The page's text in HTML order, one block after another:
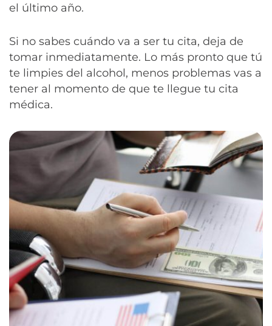
el último año.
Si no sabes cuándo va a ser tu cita, deja de
tomar inmediatamente. Lo más pronto que tú
te limpies del alcohol, menos problemas vas a
tener al momento de que te llegue tu cita
médica.